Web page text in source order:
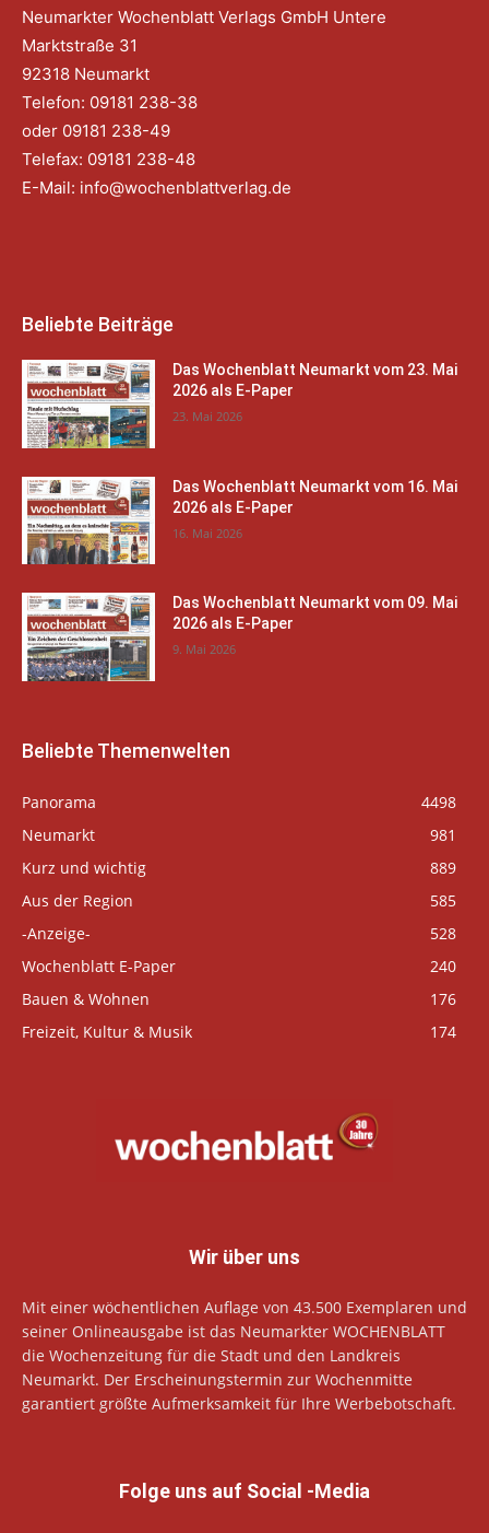
Neumarkter Wochenblatt Verlags GmbH Untere
Marktstraße 31
92318 Neumarkt
Telefon: 09181 238-38
oder 09181 238-49
Telefax: 09181 238-48
E-Mail: info@wochenblattverlag.de
Beliebte Beiträge
Das Wochenblatt Neumarkt vom 23. Mai
2026 als E-Paper
23. Mai 2026
Das Wochenblatt Neumarkt vom 16. Mai
2026 als E-Paper
16. Mai 2026
Das Wochenblatt Neumarkt vom 09. Mai
2026 als E-Paper
9. Mai 2026
Beliebte Themenwelten
Panorama
4498
Neumarkt
981
Kurz und wichtig
889
Aus der Region
585
-Anzeige-
528
Wochenblatt E-Paper
240
Bauen & Wohnen
176
Freizeit, Kultur & Musik
174
Wir über uns
Mit einer wöchentlichen Auflage von 43.500 Exemplaren und
seiner Onlineausgabe ist das Neumarkter WOCHENBLATT
die Wochenzeitung für die Stadt und den Landkreis
Neumarkt. Der Erscheinungstermin zur Wochenmitte
garantiert größte Aufmerksamkeit für Ihre Werbebotschaft.
Folge uns auf Social -Media